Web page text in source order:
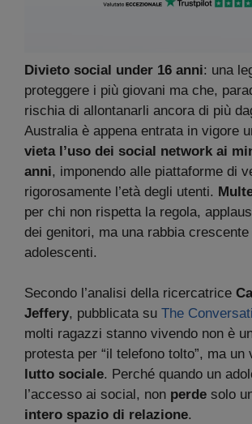
Divieto social under 16 anni: una
proteggere i più giovani ma che,
rischia di allontanarli ancora di più
Australia è appena entrata in vigore
vieta l’uso dei social network ai
anni, imponendo alle piattaforme di
rigorosamente l’età degli utenti.
per chi non rispetta la regola,
dei genitori, ma una rabbia
adolescenti.
Secondo l’analisi della ricercatrice
Jeffery, pubblicata su The
molti ragazzi stanno vivendo non è
protesta per “il telefono tolto”, ma un
lutto sociale. Perché quando un
l’accesso ai social, non perde solo
intero spazio di relazione.